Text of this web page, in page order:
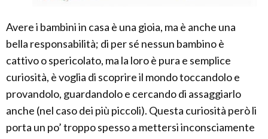
Avere i bambini in casa è una gioia, ma è anche una
bella responsabilità; di per sé nessun bambino è
cattivo o spericolato, ma la loro è pura e semplice
curiosità, è voglia di scoprire il mondo toccandolo e
provandolo, guardandolo e cercando di assaggiarlo
anche (nel caso dei più piccoli). Questa curiosità però li
porta un po’ troppo spesso a mettersi inconsciamente